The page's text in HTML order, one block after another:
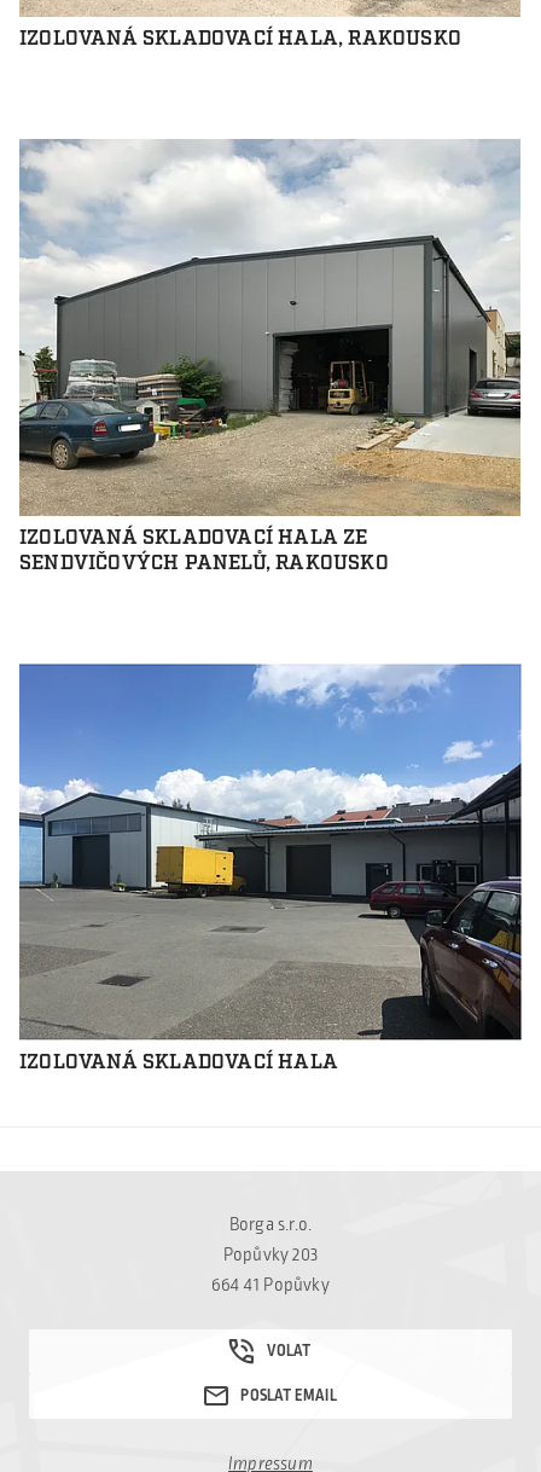
IZOLOVANÁ SKLADOVACÍ HALA, RAKOUSKO
IZOLOVANÁ SKLADOVACÍ HALA ZE
SENDVIČOVÝCH PANELŮ, RAKOUSKO
IZOLOVANÁ SKLADOVACÍ HALA
Borga s.r.o.
Popůvky 203
664 41 Popůvky
Impressum